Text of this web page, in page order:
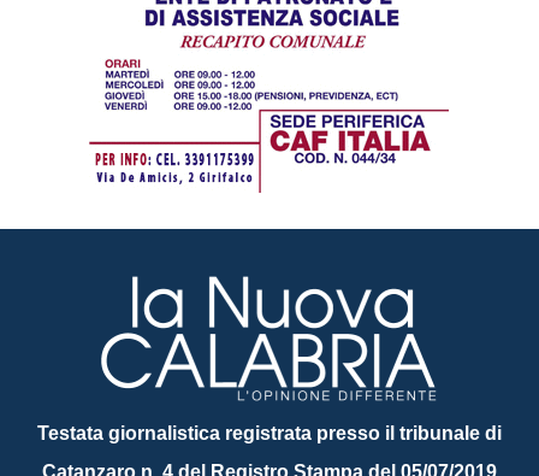
Testata giornalistica registrata presso il tribunale di
Catanzaro n. 4 del Registro Stampa del 05/07/2019